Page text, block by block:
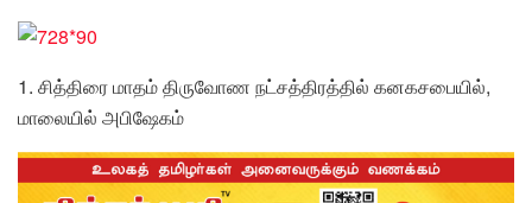
1. சித்திரை மாதம் திருவோண நட்சத்திரத்தில் கனகசபையில்,
மாலையில் அபிஷேகம்